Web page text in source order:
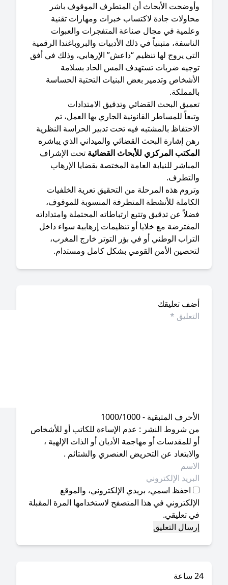
الأبحاث أن المتطرف الموقوف باشر
جادة لاكتساب خبرات ومهارات تقنية
في مجال صناعة المتفجرات والعبوات
متبنياً في ذلك الأدبيات والبروباغندا الرقمية
يروج لها تنظيم “داعش” الإرهابي، وذلك في أفق
ضربات تستهدف المس الحاد بسلامة
وتدمير بعض البنيات التحتية الحساسة
البحث القضائي وتدقيق الامتدادات
للمساطر القانونية الجاري بها العمل، تم
بالمشتبه فيه تحت تدبير الحراسة النظرية
إشارة البحث القضائي والميداني الذي يباشره
المركزي للأبحاث القضائيةتحت الإشراف
للنيابة العامة المختصة بقضايا الإرهاب
هذه المرحلة من التحقيق تعرية الخلفيات
للأنشطة المتطرفة المنسوبة للموقوف،
عن تدقيق وتتبع ارتباطاته المحتملة وامتداداته
مع خلايا أو تنظيمات إرهابية سواء داخل
الوطني أو في بؤر التوتر خارج المغرب،
الأمن القومي بشكل كامل ومستدام.
تعليقك
المتبقية - 1000/1000
شروط النشر : عدم الإساءة للكاتب أو للأشخاص
للمقدسات أو مهاجمة الأديان أو الذات الإلهية ،
عن التحريض العنصري والشتائم .
احفظ اسمي، بريدي الإلكتروني، والموقع
في هذا المتصفح لاستخدامها المرة المقبلة
تعليقي.